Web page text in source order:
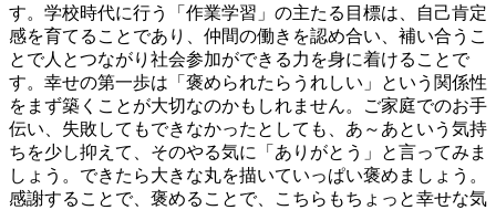
す。学校時代に行う「作業学習」の主たる目標は、自己肯定
感を育てることであり、仲間の働きを認め合い、補い合うこ
とで人とつながり社会参加ができる力を身に着けることで
す。幸せの第一歩は「褒められたらうれしい」という関係性
をまず築くことが大切なのかもしれません。ご家庭でのお手
伝い、失敗してもできなかったとしても、あ～あという気持
ちを少し抑えて、そのやる気に「ありがとう」と言ってみま
しょう。できたら大きな丸を描いていっぱい褒めましょう。
感謝することで、褒めることで、こちらもちょっと幸せな気